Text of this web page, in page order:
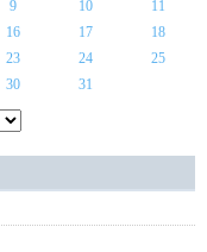
9 10
11
16 17
18
23 24
25
30 31